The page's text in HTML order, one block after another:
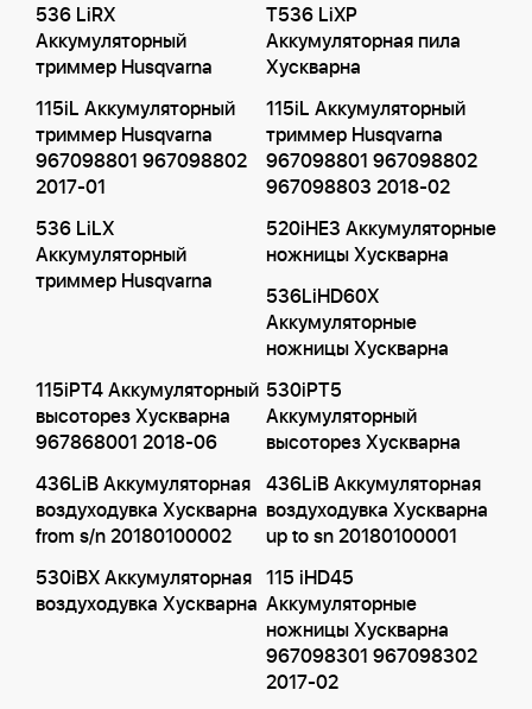
536 LiRX
Аккумуляторный
триммер Husqvarna
T536 LiXP
Аккумуляторная пила
Хускварна
115iL Аккумуляторный
триммер Husqvarna
967098801 967098802
2017-01
115iL Аккумуляторный
триммер Husqvarna
967098801 967098802
967098803 2018-02
536 LiLX
Аккумуляторный
триммер Husqvarna
520iHE3 Аккумуляторные
ножницы Хускварна
536LiHD60X
Аккумуляторные
ножницы Хускварна
115iPT4 Аккумуляторный
высоторез Хускварна
967868001 2018-06
530iPT5
Аккумуляторный
высоторез Хускварна
436LiB Аккумуляторная
воздуходувка Хускварна
from s/n 20180100002
436LiB Аккумуляторная
воздуходувка Хускварна
up to sn 20180100001
530iBX Аккумуляторная
воздуходувка Хускварна
115 iHD45
Аккумуляторные
ножницы Хускварна
967098301 967098302
2017-02